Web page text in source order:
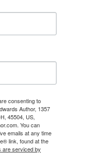
consenting to
Author, 1357
45504, US,
You can
emails at any time
link, found at the
are serviced by